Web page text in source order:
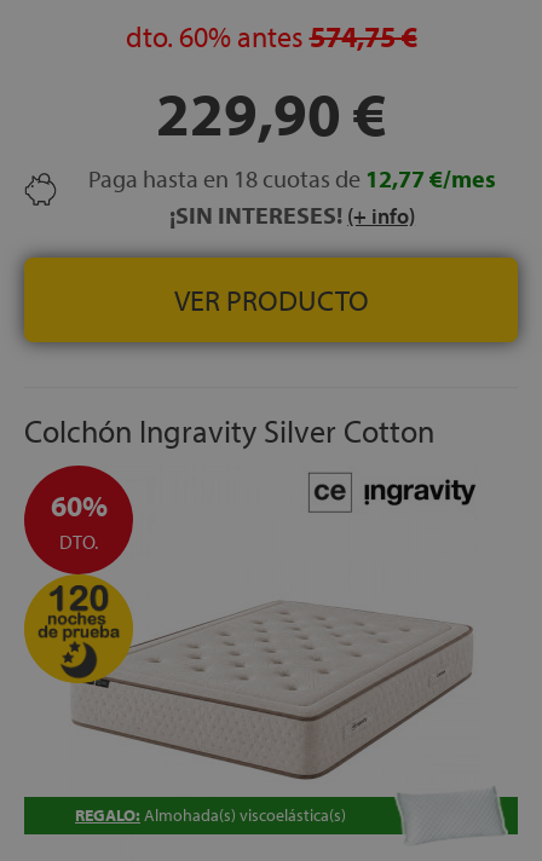
3 años
dto. 60% antes574,75 €
229,90 €
Paga hasta en 18 cuotas de 12,77 €/mes
¡SIN INTERESES! (+ info)
VER PRODUCTO
Colchón Ingravity Silver Cotton
60%
DTO.
REGALO: Almohada(s) viscoelástica(s)